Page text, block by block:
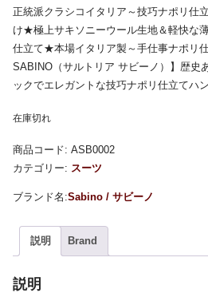
正統派クラシコイタリア～技巧ナポリ仕
け★極上サキソニーウール生地＆軽快な
仕立て★本場イタリア製～手仕事ナポリ
SABINO（サルトリア サビーノ）】歴史
ックでエレガントな技巧ナポリ仕立てハ
在庫切れ
商品コード: ASB0002
カテゴリー: スーツ
Sabino / サビーノ
説明 Brand
説明